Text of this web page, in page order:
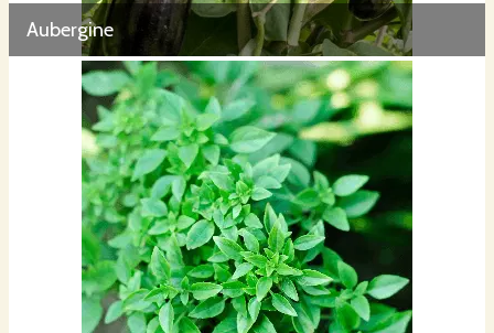
Aubergine